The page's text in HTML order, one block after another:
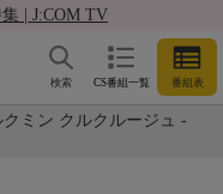
| J:COM TV
CS番組一覧 番組表
検索
ミン クルクルージュ -